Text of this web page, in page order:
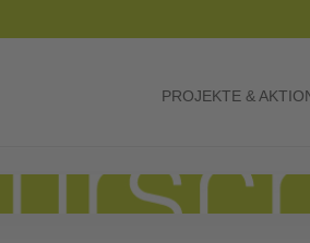
PROJEKTE &